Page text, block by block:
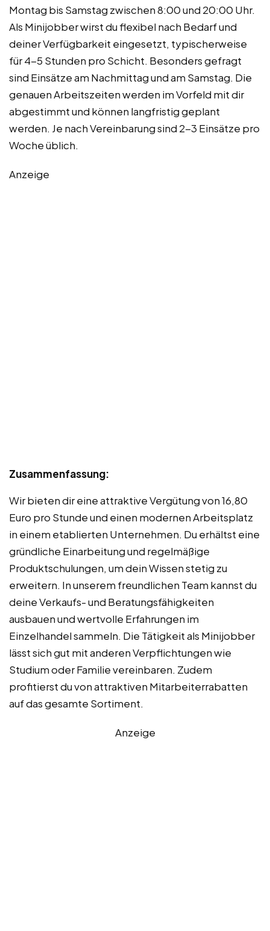
Montag bis Samstag zwischen 8:00 und 20:00 Uhr.
Als Minijobber wirst du flexibel nach Bedarf und
deiner Verfügbarkeit eingesetzt, typischerweise
für 4-5 Stunden pro Schicht. Besonders gefragt
sind Einsätze am Nachmittag und am Samstag. Die
genauen Arbeitszeiten werden im Vorfeld mit dir
abgestimmt und können langfristig geplant
werden. Je nach Vereinbarung sind 2-3 Einsätze pro
Woche üblich.
Anzeige
Zusammenfassung:
Wir bieten dir eine attraktive Vergütung von 16,80
Euro pro Stunde und einen modernen Arbeitsplatz
in einem etablierten Unternehmen. Du erhältst eine
gründliche Einarbeitung und regelmäßige
Produktschulungen, um dein Wissen stetig zu
erweitern. In unserem freundlichen Team kannst du
deine Verkaufs- und Beratungsfähigkeiten
ausbauen und wertvolle Erfahrungen im
Einzelhandel sammeln. Die Tätigkeit als Minijobber
lässt sich gut mit anderen Verpflichtungen wie
Studium oder Familie vereinbaren. Zudem
profitierst du von attraktiven Mitarbeiterrabatten
auf das gesamte Sortiment.
Anzeige